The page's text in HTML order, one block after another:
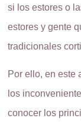
si los estores o
estores y gente
tradicionales
Por ello, en este
los
conocer los